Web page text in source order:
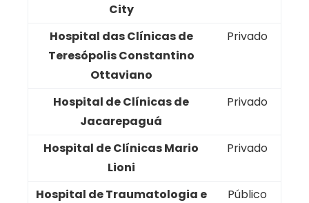
City
Hospital das Clínicas de
Teresópolis Constantino
Ottaviano
Privado
Hospital de Clínicas de
Jacarepaguá
Privado
Hospital de Clínicas Mario
Lioni
Privado
Hospital de Traumatologia e
Público